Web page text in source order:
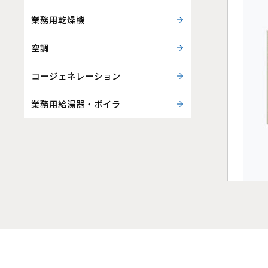
業務用乾燥機
空調
コージェネレーション
業務用給湯器・ボイラ